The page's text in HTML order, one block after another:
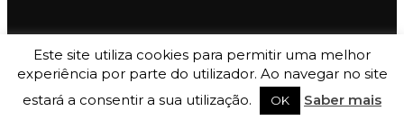
Este site utiliza cookies para permitir uma melhor
experiência por parte do utilizador. Ao navegar no site
estará a consentir a sua utilização.
OK Saber mais